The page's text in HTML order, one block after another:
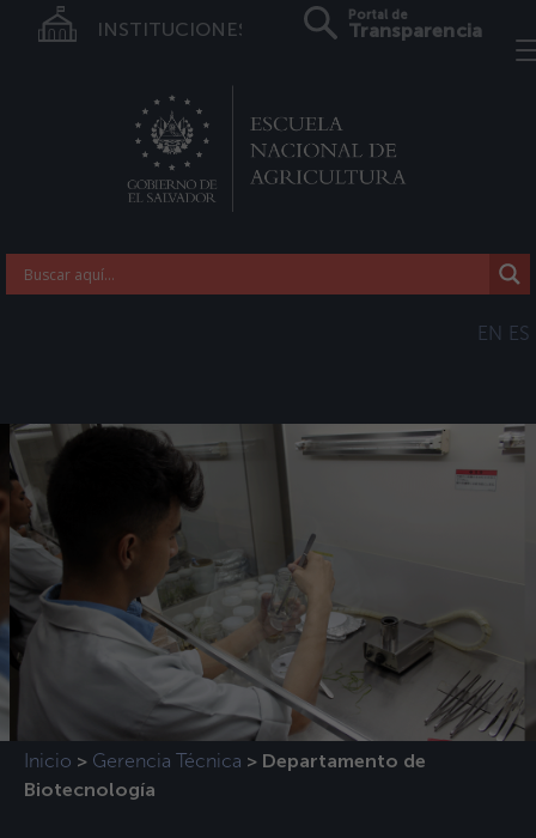
INSTITUCIONES
Portal de
Transparencia
EN ES
Inicio > Gerencia Técnica > Departamento de
Biotecnología